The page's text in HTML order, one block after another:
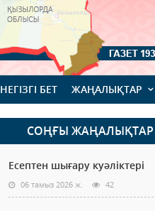
НЕГІЗГІ БЕТ ЖАҢАЛЫҚТАР
СОҢҒЫ ЖАҢАЛЫҚТАР
Есептен шығару куәліктері
06 тамыз 2026 ж. 42